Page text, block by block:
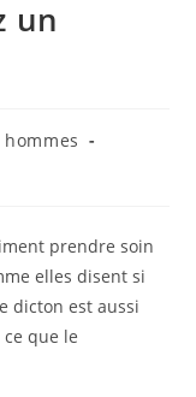
un
prendre soin
elles disent si
dicton est aussi
que le